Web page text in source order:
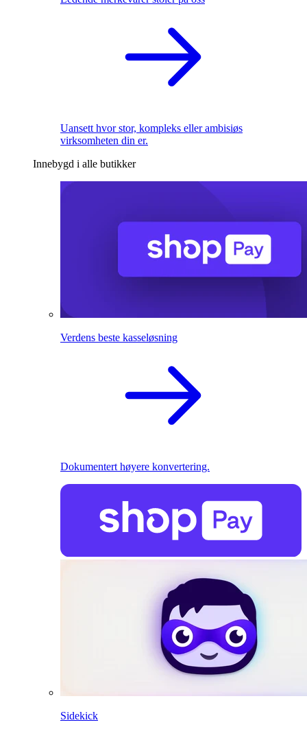
Uansett hvor stor, kompleks eller ambisiøs
virksomheten din er.
Innebygd i alle butikker
Verdens beste kasseløsning
Dokumentert høyere konvertering.
Sidekick